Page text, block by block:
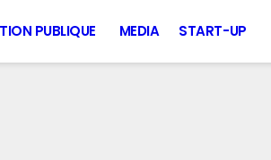
PUBLIQUE MEDIA START-UP